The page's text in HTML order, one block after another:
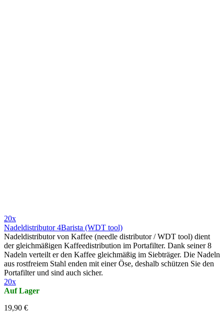
20x
Nadeldistributor 4Barista (WDT tool)
Nadeldistributor von Kaffee (needle distributor / WDT tool) dient
der gleichmäßigen Kaffeedistribution im Portafilter. Dank seiner 8
Nadeln verteilt er den Kaffee gleichmäßig im Siebträger. Die Nadeln
aus rostfreiem Stahl enden mit einer Öse, deshalb schützen Sie den
Portafilter und sind auch sicher.
20x
Auf Lager
19,90 €